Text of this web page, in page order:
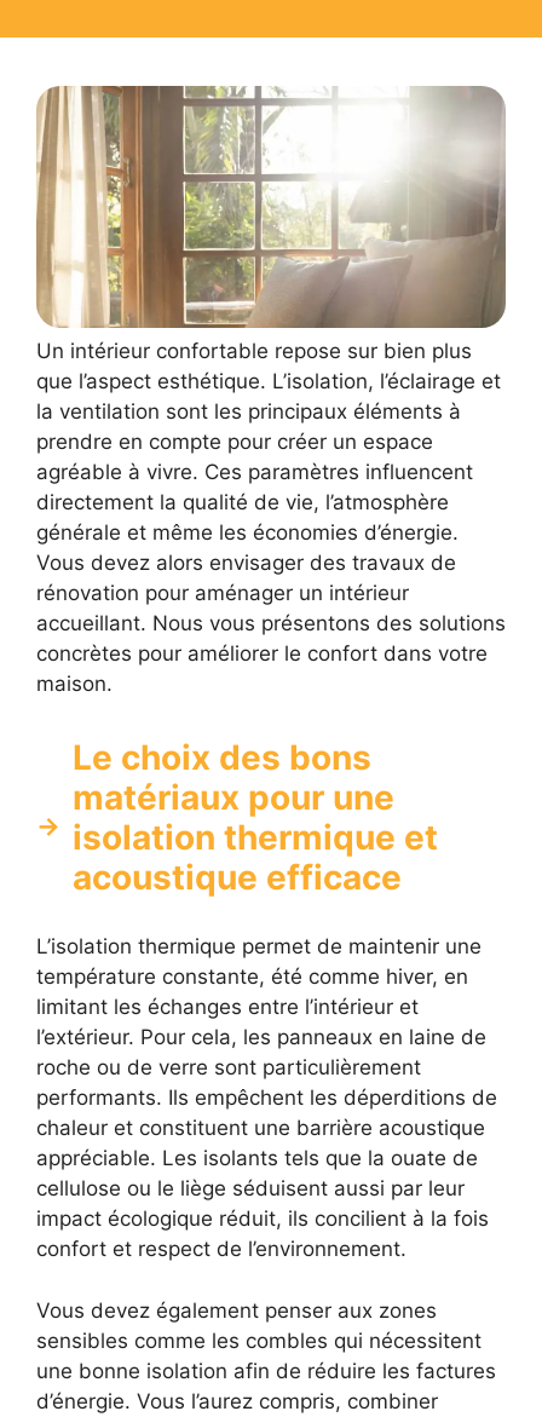
Un intérieur confortable repose sur bien plus
que l’aspect esthétique. L’isolation, l’éclairage et
la ventilation sont les principaux éléments à
prendre en compte pour créer un espace
agréable à vivre. Ces paramètres influencent
directement la qualité de vie, l’atmosphère
générale et même les économies d’énergie.
Vous devez alors envisager des travaux de
rénovation pour aménager un intérieur
accueillant. Nous vous présentons des solutions
concrètes pour améliorer le confort dans votre
maison.
Le choix des bons
matériaux pour une
isolation thermique et
acoustique efficace
L’isolation thermique permet de maintenir une
température constante, été comme hiver, en
limitant les échanges entre l’intérieur et
l’extérieur. Pour cela, les panneaux en laine de
roche ou de verre sont particulièrement
performants. Ils empêchent les déperditions de
chaleur et constituent une barrière acoustique
appréciable. Les isolants tels que la ouate de
cellulose ou le liège séduisent aussi par leur
impact écologique réduit, ils concilient à la fois
confort et respect de l’environnement.
Vous devez également penser aux zones
sensibles comme les combles qui nécessitent
une bonne isolation afin de réduire les factures
d’énergie. Vous l’aurez compris, combiner